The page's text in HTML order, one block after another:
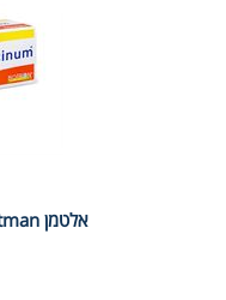
אלטמן Altman